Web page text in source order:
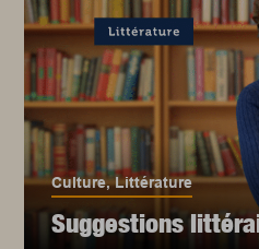
Culture,Littérature
Suggestions